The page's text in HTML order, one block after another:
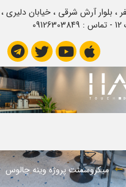
، بلوار آرش شرقی ، خیابان دلیری ،
وینه چالوس
میکروسمنت پروژه وینه چالوس